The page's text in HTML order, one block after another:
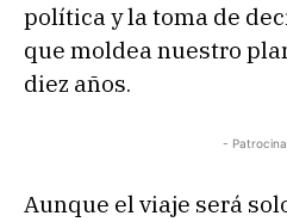
política y la toma de
que moldea nuestro
diez años.
-
Aunque el viaje será